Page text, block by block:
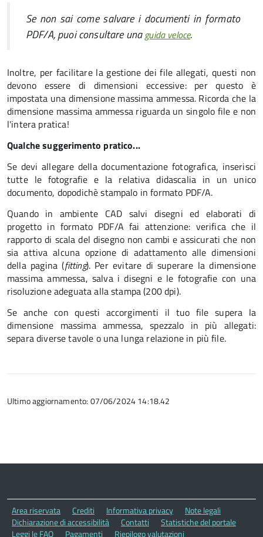
Se non sai come salvare i documenti in formato
PDF/A, puoi consultare unaguida veloce.
Inoltre, per facilitare la gestione dei file allegati, questi non
devono essere di dimensioni eccessive: per questo è
impostata una dimensione massima ammessa. Ricorda che la
dimensione massima ammessa riguarda un singolo file e non
l'intera pratica!
Qualche suggerimento pratico...
Se devi allegare della documentazione fotografica, inserisci
tutte le fotografie e la relativa didascalia in un unico
documento, dopodichè stampalo in formato PDF/A.
Quando in ambiente CAD salvi disegni ed elaborati di
progetto in formato PDF/A fai attenzione: verifica che il
rapporto di scala del disegno non cambi e assicurati che non
sia attiva alcuna opzione di adattamento alle dimensioni
della pagina (fitting). Per evitare di superare la dimensione
massima ammessa, salva i disegni e le fotografie con una
risoluzione adeguata alla stampa (200 dpi).
Se anche con questi accorgimenti il tuo file supera la
dimensione massima ammessa, spezzalo in più allegati:
separa diverse tavole o una lunga relazione in più file.
Ultimo aggiornamento: 07/06/2024 14:18.42
Area riservata Crediti Informativa privacy
Note legali
Dichiarazione di accessibilità
Contatti
Statistiche del portale
Leggi le FAQ
Pagamenti Riepilogo valutazioni